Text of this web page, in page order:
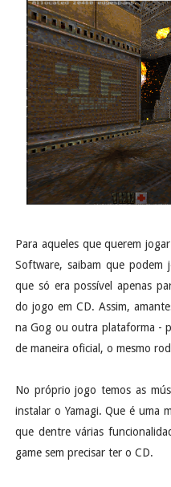
Para aqueles que querem
Software, saibam que podem
que só era possível apenas
do jogo em CD. Assim,
na Gog ou outra plataforma -
de maneira oficial, o mesmo
No próprio jogo temos as
instalar o Yamagi. Que é uma
que dentre várias
game sem precisar ter o CD.